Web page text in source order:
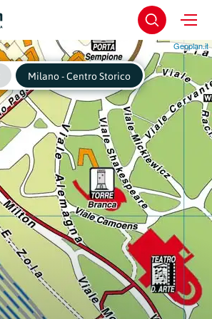
Geoplan.it
Milano - Centro Storico